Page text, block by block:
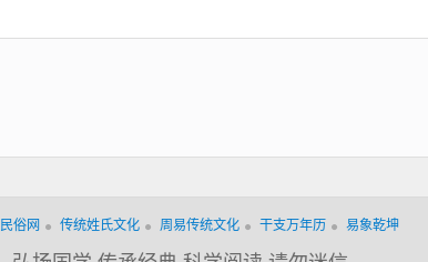
俗网 传统姓氏文化 周易传统文化 干支万年历 易象乾坤